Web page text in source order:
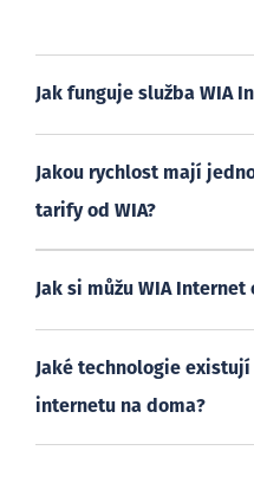
Jak funguje služba WIA
Jakou rychlost mají
tarify od WIA?
Jak si můžu WIA
Jaké technologie
internetu na doma?